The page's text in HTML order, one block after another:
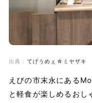
出典： てげうめぇ☆ミヤザキ
えびの市末永にある
と軽食が楽しめるおし